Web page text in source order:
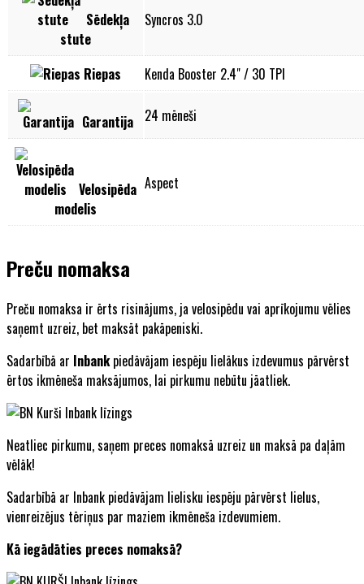
Sēdekļa
stute
Syncros 3.0
Riepas Kenda Booster 2.4" / 30 TPI
Garantija 24 mēneši
Velosipēda
modelis
Aspect
Preču nomaksa
Preču nomaksa ir ērts risinājums, ja velosipēdu vai aprīkojumu vēlies
saņemt uzreiz, bet maksāt pakāpeniski.
Sadarbībā ar Inbankpiedāvājam iespēju lielākus izdevumus pārvērst
ērtos ikmēneša maksājumos, lai pirkumu nebūtu jāatliek.
Neatliec pirkumu, saņem preces nomaksā uzreiz un maksā pa daļām
vēlāk!
Sadarbībā ar Inbank piedāvājam lielisku iespēju pārvērst lielus,
vienreizējus tēriņus par maziem ikmēneša izdevumiem.
Kā iegādāties preces nomaksā?